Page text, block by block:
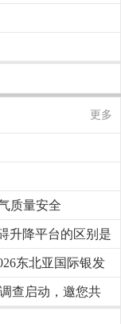
更多
质量安全
升降平台的区别是
东北亚国际银发
重磅启幕
查启动，邀您共